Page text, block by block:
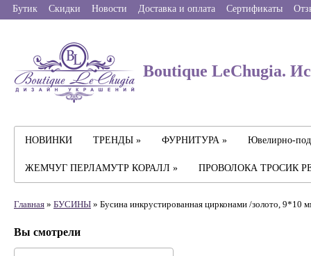
Бутик Скидки Новости Доставка и оплата Сертификаты
Boutique LeChugia.
НОВИНКИ ТРЕНДЫ » ФУРНИТУРА » Ювелирно-
ЖЕМЧУГ ПЕРЛАМУТР КОРАЛЛ » ПРОВОЛОКА ТРОСИК
Главная » БУСИНЫ » Бусина инкрустированная цирконами /золото, 9*10
Вы смотрели